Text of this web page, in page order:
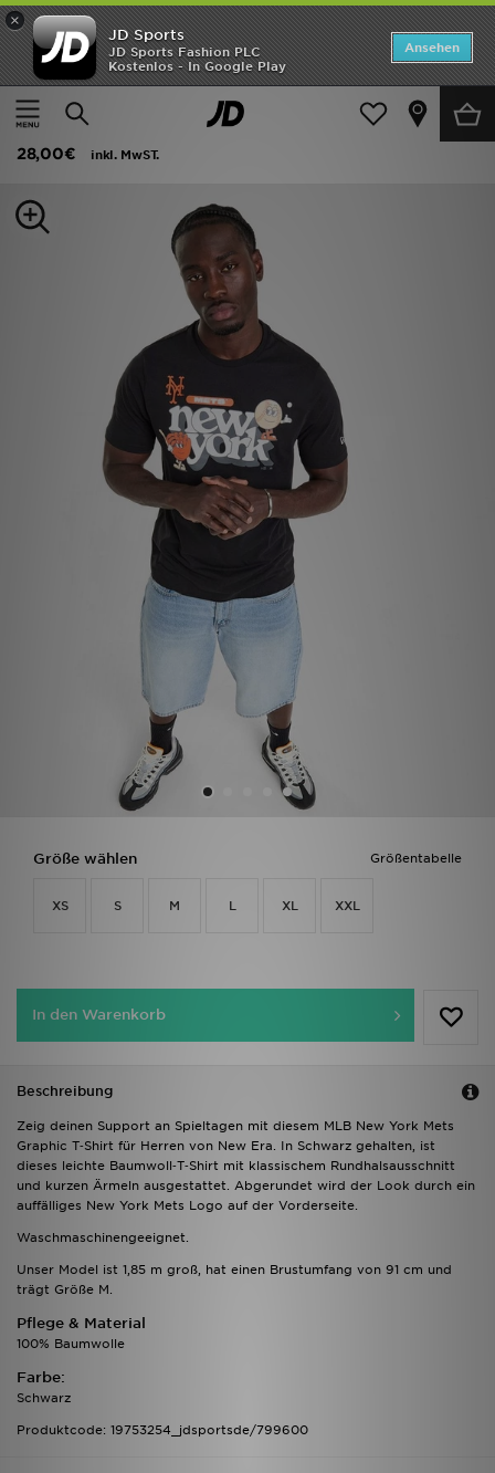
×
JD Sports
JD Sports Fashion PLC
Kostenlos - In Google Play
Ansehen
Home
Herren Herrenbekleidung T-Shirts und Tanktops
New Era MLB New York Mets Graphic T-Shirt
28,00€
inkl. MwST.
Größentabelle
Größe wählen
XS S M L XL XXL
In den Warenkorb
Beschreibung
Zeig deinen Support an Spieltagen mit diesem MLB New York Mets
Graphic T‑Shirt für Herren von New Era. In Schwarz gehalten, ist
dieses leichte Baumwoll‑T‑Shirt mit klassischem Rundhalsausschnitt
und kurzen Ärmeln ausgestattet. Abgerundet wird der Look durch ein
auffälliges New York Mets Logo auf der Vorderseite.
Waschmaschinengeeignet.
Unser Model ist 1,85 m groß, hat einen Brustumfang von 91 cm und
trägt Größe M.
Pflege & Material
100% Baumwolle
Farbe:
Schwarz
Produktcode: 19753254_jdsportsde/799600
ANGEBOTE
Neuheiten
Kinder
Lade die APP
Geschenkgutschein